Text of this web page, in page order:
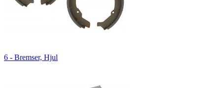
6 - Bremser, Hjul